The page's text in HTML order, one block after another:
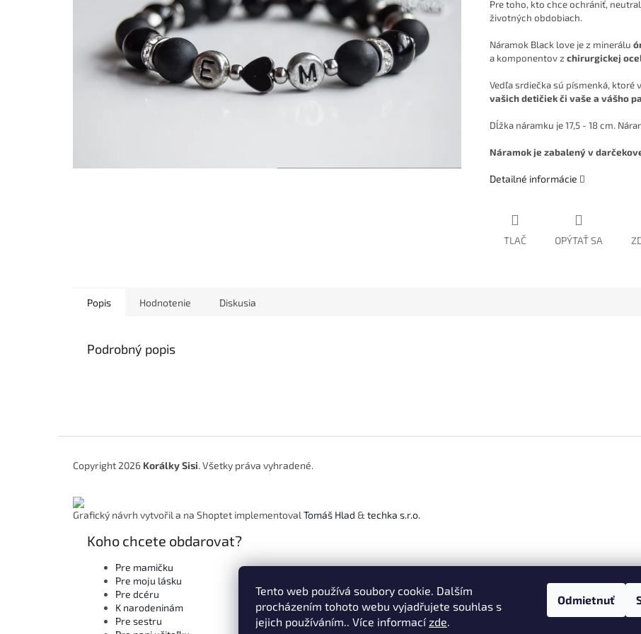
Tento web používá soubory cookie. Dalším
procházením tohoto webu vyjadřujete souhlas s
jejich používáním.. Více informacízde.
Odmietnuť
Pre toho, kto chce ochrániť,
životných obdobiach.
Náramok Black love je z minerálu
a komponentov z chirurgickej
Vedľa srdiečka sú písmenká, ktoré
vašich detičiek či vaše a vášho
Dĺžka náramku je 17,5 - 18 cm.
Náramok je zabalený v
Detailné informácie
TLAČ OPÝTAŤ SA
Popis Hodnotenie Diskusia
Podrobný popis
Copyright 2026 Korálky Sisi. Všetky práva vyhradené.
Grafický návrh vytvořil a na Shoptet implementoval Tomáš Hlad & techka s.r.o.
Koho chcete obdarovat?
Pre mamičku
Pre moju lásku
Pre dcéru
K narodeninám
Pre sestru